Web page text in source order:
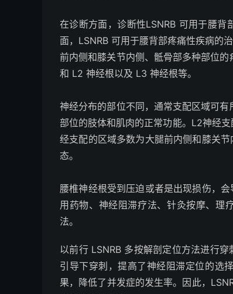
在诊断方面，诊断性LSNRB 可用于腰
面，LSNRB 可用于腰背部疼痛性疾病的
前内侧和膝关节内侧、骶骨部多种部位
和 L2 神经根以及 L3 神经根等。
神经分布的部位不同，通常支配区域可有
部位的肢体和肌肉的正常功能。L2神经
经支配的区域多数为大腿前内侧和膝关
态。
腰椎神经根受到压迫或者是出现损伤，
用药物、神经阻滞疗法、针灸按摩、理
法。
以前行 LSNRB 多按解剖定位方法进行
引导下穿刺，提高了神经阻滞定位的选
果，降低了并发症的发生率。因此，